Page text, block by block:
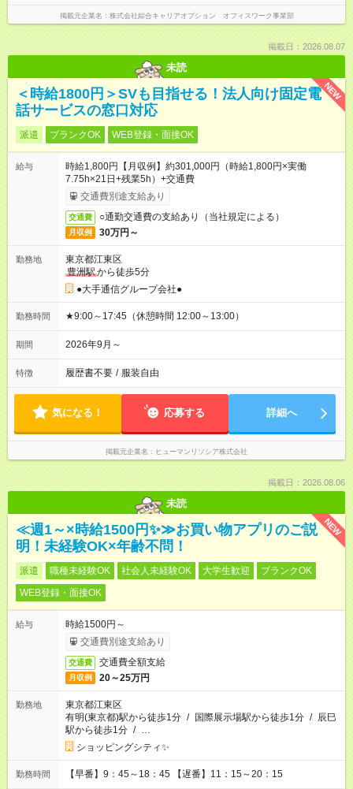
掲載元企業名 株式会社綜合キャリアオプション オフィスワーク事業部
掲載日：2026.08.07
未読
NEW
＜時給1800円＞SVも目指せる！法人向け固定電
話サービスの窓口対応
派遣 ブランクOK WEB登録・面接OK
給与
時給1,800円【月収例】約301,000円（時給1,800円×実働
7.75h×21日+残業5h）+交通費
交通費別途支給あり
交通費 ○通勤交通費の支給あり（当社規定による）
月収例 30万円～
勤務地
東京都江東区
豊洲駅から徒歩5分
●大手通信グループ会社●
勤務時間 ★9:00～17:45（休憩時間 12:00～13:00）
期間 2026年9月～
特徴 履歴書不要 / 服装自由
気になる！ 応募する 詳細へ
掲載元企業名 ヒューマンリソシア株式会社
掲載日：2026.08.06
未読
NEW
≪週1～×時給1500円✨≫お買い物アプリのご説
明！未経験OK×年齢不問！
派遣 職種未経験OK 社会人未経験OK 大学生歓迎
ブランクOK
WEB登録・面接OK
給与
時給1500円～
交通費別途支給あり
交通費 交通費全額支給
月収例 20～25万円
勤務地
東京都江東区
有明(東京都)駅から徒歩1分 / 国際展示場駅から徒歩1分 / 辰巳
駅から徒歩1分 / …
ショッピングシティ✨
勤務時間 【早番】9：45～18：45 【遅番】11：15～20：15